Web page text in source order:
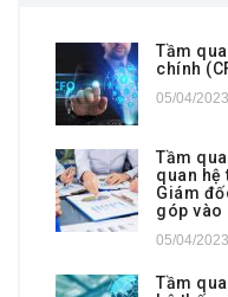
Tầm
chính
05/04/2023
Tầm
quan hệ
Giám
góp vào
05/04/2023
Tầm